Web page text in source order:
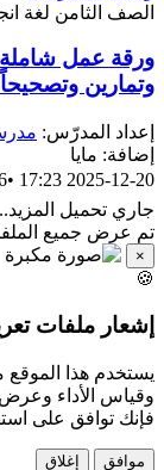
الصف الثامن لغة
ورقة عمل شاملة
وتمارين
إعداد المدرّس:
إضافة: مايا
2025-12-20 17:23
•
جاري تحميل
تم عرض جميع
×
🍪
إشعار ملفات
يستخدم هذا الموقع
وقياس الأداء
فإنك توافق على
موافق إغلاق